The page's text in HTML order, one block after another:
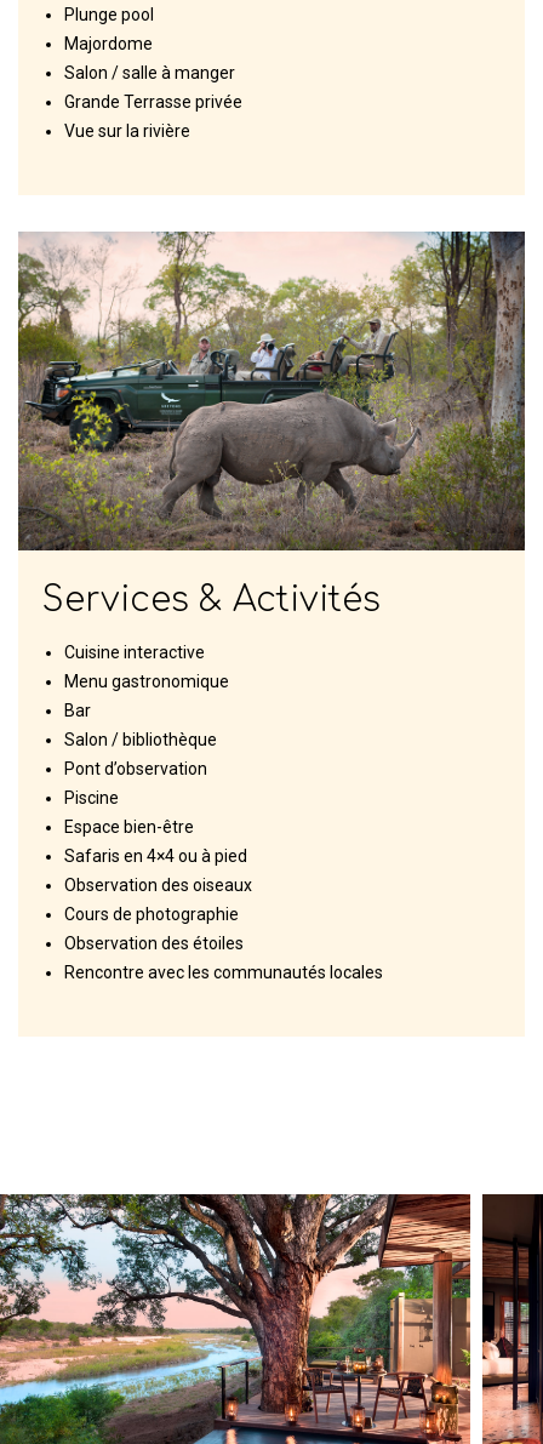
Plunge pool
Majordome
Salon / salle à manger
Grande Terrasse privée
Vue sur la rivière
Services & Activités
Cuisine interactive
Menu gastronomique
Bar
Salon / bibliothèque
Pont d’observation
Piscine
Espace bien-être
Safaris en 4×4 ou à pied
Observation des oiseaux
Cours de photographie
Observation des étoiles
Rencontre avec les communautés locales